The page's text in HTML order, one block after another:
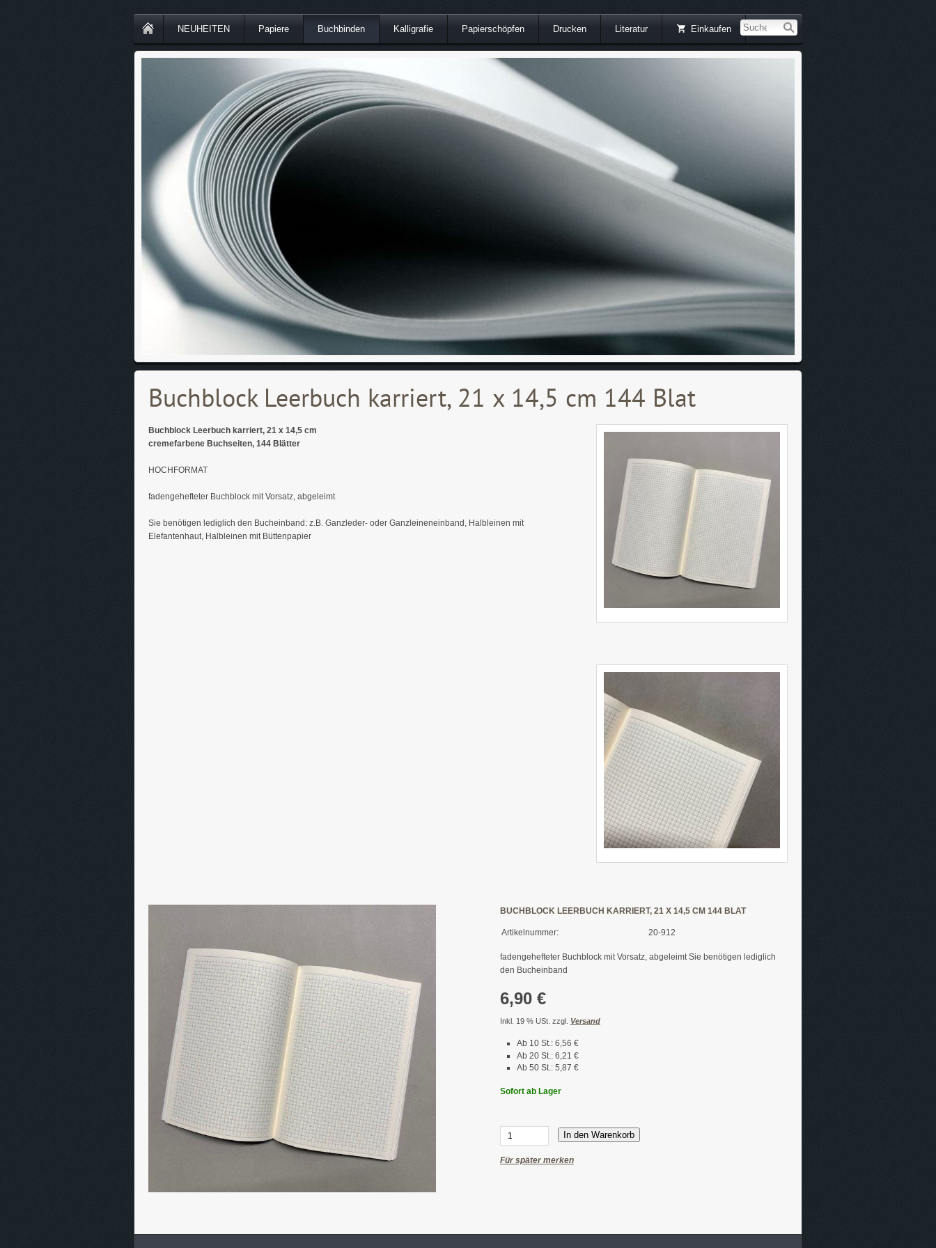
NEUHEITEN Papiere Buchbinden Kalligrafie Papierschöpfen Drucken Literatur Einkaufen
Buchblock Leerbuch karriert, 21 x 14,5 cm 144 Blat
Buchblock Leerbuch karriert, 21 x 14,5 cm
cremefarbene Buchseiten, 144 Blätter
HOCHFORMAT
fadengehefteter Buchblock mit Vorsatz, abgeleimt
Sie benötigen lediglich den Bucheinband: z.B. Ganzleder- oder Ganzleineneinband, Halbleinen mit
Elefantenhaut, Halbleinen mit Büttenpapier
BUCHBLOCK LEERBUCH KARRIERT, 21 X 14,5 CM 144 BLAT
Artikelnummer: 20-912
fadengehefteter Buchblock mit Vorsatz, abgeleimt Sie benötigen lediglich
den Bucheinband
6,90 €
Inkl. 19 % USt. zzgl. Versand
Ab 10 St.: 6,56 €
Ab 20 St.: 6,21 €
Ab 50 St.: 5,87 €
Sofort ab Lager
In den Warenkorb
Für später merken